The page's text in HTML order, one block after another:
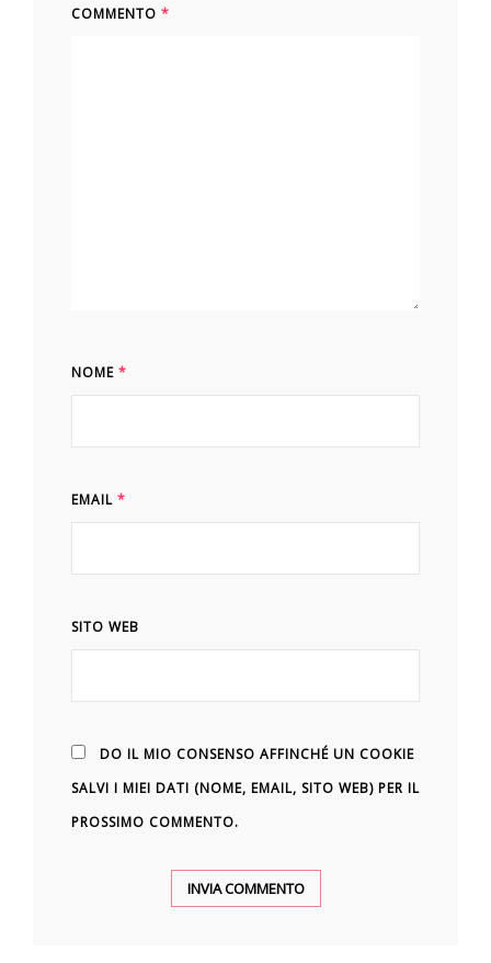
COMMENTO *
NOME *
EMAIL *
SITO WEB
DO IL MIO CONSENSO AFFINCHÉ UN COOKIE
SALVI I MIEI DATI (NOME, EMAIL, SITO WEB) PER IL
PROSSIMO COMMENTO.